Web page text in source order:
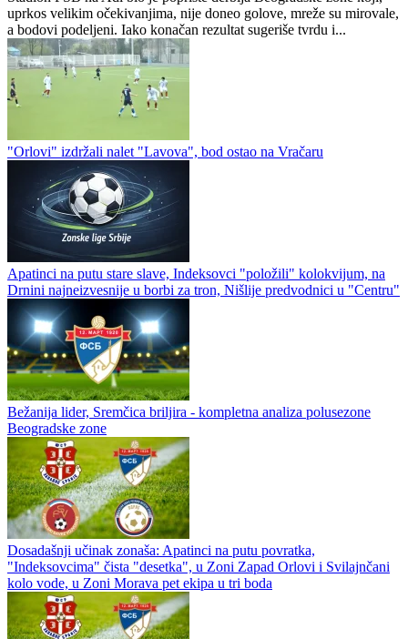
uprkos velikim očekivanjima, nije doneo golove, mreže su mirovale,
a bodovi podeljeni. Iako konačan rezultat sugeriše tvrdu i...
"Orlovi" izdržali nalet "Lavova", bod ostao na Vračaru
Apatinci na putu stare slave, Indeksovci "položili" kolokvijum, na
Drnini najneizvesnije u borbi za tron, Nišlije predvodnici u "Centru"
Bežanija lider, Sremčica briljira - kompletna analiza polusezone
Beogradske zone
Dosadašnji učinak zonaša: Apatinci na putu povratka,
"Indeksovcima" čista "desetka", u Zoni Zapad Orlovi i Svilajnčani
kolo vode, u Zoni Morava pet ekipa u tri boda